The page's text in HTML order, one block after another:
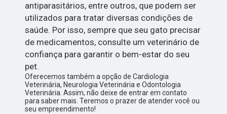
antiparasitários, entre outros, que podem ser
utilizados para tratar diversas condições de
saúde. Por isso, sempre que seu gato precisar
de medicamentos, consulte um veterinário de
confiança para garantir o bem-estar do seu
pet.
Oferecemos também a opção de Cardiologia
Veterinária, Neurologia Veterinária e Odontologia
Veterinária. Assim, não deixe de entrar em contato
para saber mais. Teremos o prazer de atender você ou
seu empreendimento!